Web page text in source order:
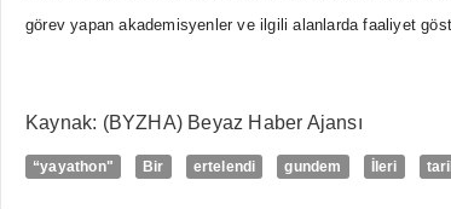
görev yapan akademisyenler ve ilgili alanlarda faaliyet
Kaynak: (BYZHA) Beyaz Haber Ajansı
“yayathon" Bir ertelendi gundem İleri